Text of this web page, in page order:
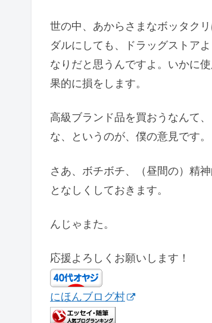
世の中、あからさまなボッタク
ダルにしても、ドラッグストア
なりだと思うんですよ。いかに
果的に損をします。
高級ブランド品を買おうなんて
な、というのが、僕の意見です。
さあ、ボチボチ、（昼間の）精
となしくしておきます。
んじゃまた。
応援よろしくお願いします！
にほんブログ村